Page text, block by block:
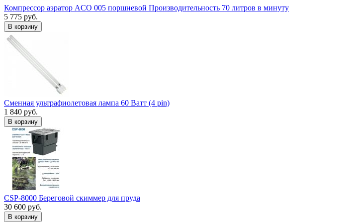
Компрессор аэратор ACO 005 поршневой Производительность 70 литров в минуту
5 775 руб.
В корзину
Сменная ультрафиолетовая лампа 60 Ватт (4 pin)
1 840 руб.
В корзину
CSP-8000 Береговой скиммер для пруда
30 600 руб.
В корзину